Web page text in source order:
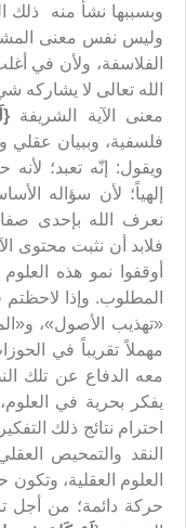
وبسببها نشأ منه ذلك
وليس نفس معنى
الفلاسفة، ولأن في
الله تعالى لا
معنى الآية الشريفة{
فلسفية، وببيان عقلي
ويقول: إنّه تعبد؛ لأنه
إلهياً؛ لأن سؤاله
نعرف الله بإحدى
فلابد أن نثبت محتوى
أوقفوا نمو هذه
المطلوب. وإذا
«تهذيب الأصول»،
مهملاً تقريباً في
معه الدفاع عن تلك
يفكر بحرية في
احترام نتائج ذلك
النقد والتمحيص
العلوم العقلية،
حركة دائمة؛ من أجل